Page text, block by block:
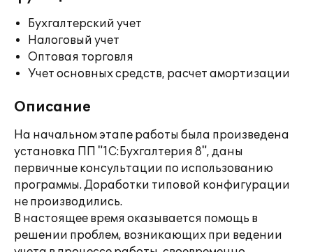
Бухгалтерский учет
Налоговый учет
Оптовая торговля
Учет основных средств, расчет амортизации
Описание
На начальном этапе работы была произведена
установка ПП "1С:Бухгалтерия 8", даны
первичные консультации по использованию
программы. Доработки типовой конфигурации
не производились.
В настоящее время оказывается помощь в
решении проблем, возникающих при ведении